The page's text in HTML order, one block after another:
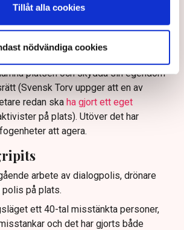
Tillåt alla cookies
nödvändiga cookies
på kritiken.
Mann, polisinspektör vid
i region Väst, har
platsen och skydda sin egendom
(Svensk Torv uppger att en av
redan ska ha gjort ett eget
på plats). Utöver det har
att agera.
arbete av dialogpolis, drönare
på plats.
ett 40-tal misstänkta personer,
och det har gjorts både